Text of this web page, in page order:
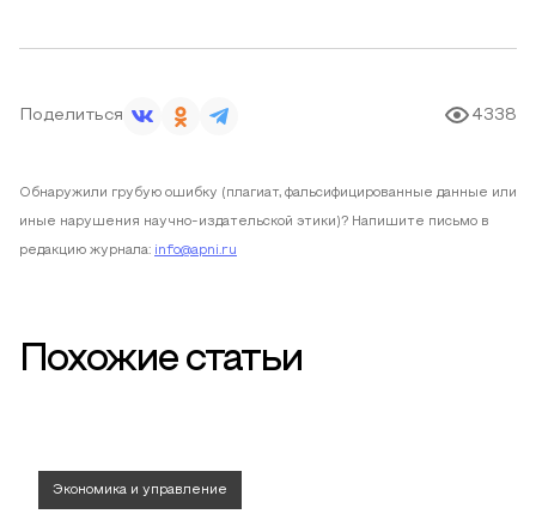
Поделиться 4338
Обнаружили грубую ошибку (плагиат, фальсифицированные данные или
иные нарушения научно-издательской этики)? Напишите письмо в
редакцию журнала: info@apni.ru
Похожие статьи
Экономика и управление